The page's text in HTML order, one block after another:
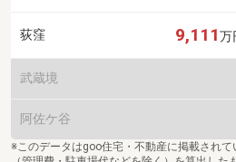
荻窪 9,111万
武蔵境
阿佐ケ谷
※このデータはgoo住宅・不動産に掲載され